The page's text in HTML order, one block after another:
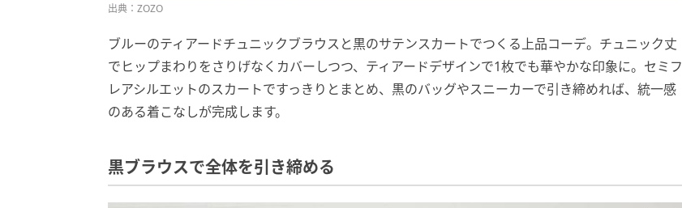
出典：ZOZO
ブルーのティアードチュニックブラウスと黒のサテンスカートでつくる上品コーデ。チュニック丈
でヒップまわりをさりげなくカバーしつつ、ティアードデザインで1枚でも華やかな印象に。セミフ
レアシルエットのスカートですっきりとまとめ、黒のバッグやスニーカーで引き締めれば、統一感
のある着こなしが完成します。
黒ブラウスで全体を引き締める